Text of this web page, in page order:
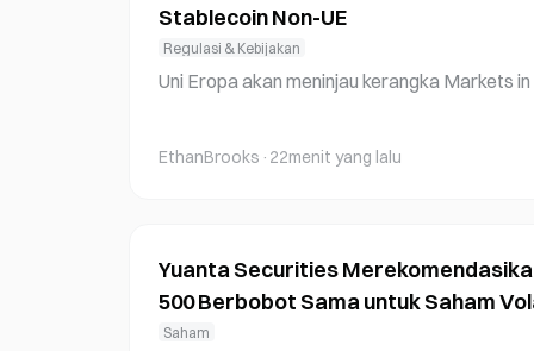
Stablecoin Non-UE
Regulasi & Kebijakan
Uni Eropa akan meninjau kerangka Markets
NIUS Act di AS dan kebijakan pro-stablecoin
EthanBrooks · 22menit yang lalu
Yuanta Securities
500 Berbobot Sama untuk Saham
Saham